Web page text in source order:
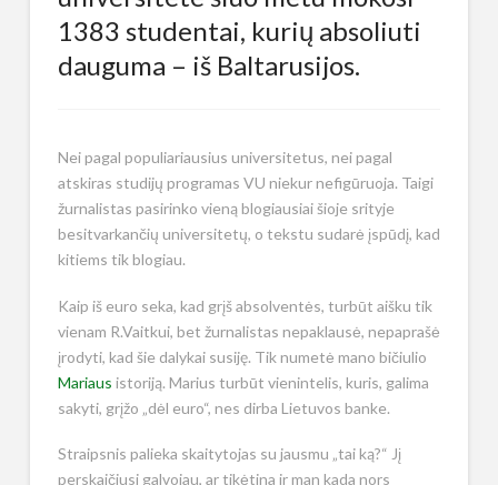
1383 studentai, kurių absoliuti
dauguma – iš Baltarusijos.
Nei pagal populiariausius universitetus, nei pagal
atskiras studijų programas VU niekur nefigūruoja. Taigi
žurnalistas pasirinko vieną blogiausiai šioje srityje
besitvarkančių universitetų, o tekstu sudarė įspūdį, kad
kitiems tik blogiau.
Kaip iš euro seka, kad grįš absolventės, turbūt aišku tik
vienam R.Vaitkui, bet žurnalistas nepaklausė, nepaprašė
įrodyti, kad šie dalykai susiję. Tik numetė mano bičiulio
Mariaus istoriją. Marius turbūt vienintelis, kuris, galima
sakyti, grįžo „dėl euro“, nes dirba Lietuvos banke.
Straipsnis palieka skaitytojas su jausmu „tai ką?“ Jį
perskaičiusi galvojau, ar tikėtina ir man kada nors